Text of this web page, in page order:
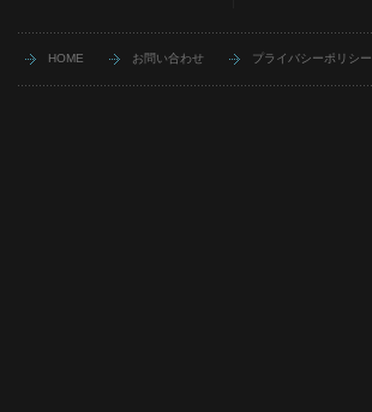
HOME お問い合わせ プライバシーポリシー